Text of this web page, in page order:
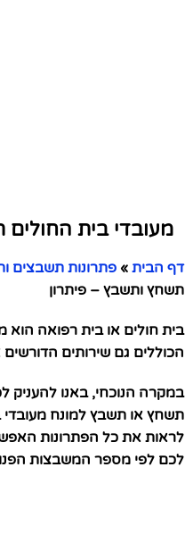
מעובדי בית
דף הבית » פתרונות תשבצים
תשחץ ותשבץ – פיתרון
בית חולים או בית רפואה
הכוללים גם שירותים
במקרה הנוכחי, באנו להעניק
תשחץ או תשבץ למונח מעובדי
לראות את כל הפתרונות
לכם לפי מספר המשבצות